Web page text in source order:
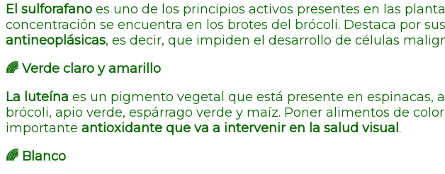
El sulforafano es uno de los principios activos presentes en las
concentración se encuentra en los brotes del brócoli. Destaca por sus
antineoplásicas, es decir, que impiden el desarrollo de células
🌈 Verde claro y amarillo
La luteína es un pigmento vegetal que está presente en espinacas,
brócoli, apio verde, espárrago verde y maíz. Poner alimentos de
importante antioxidante que va a intervenir en la salud visual .
🌈 Blanco